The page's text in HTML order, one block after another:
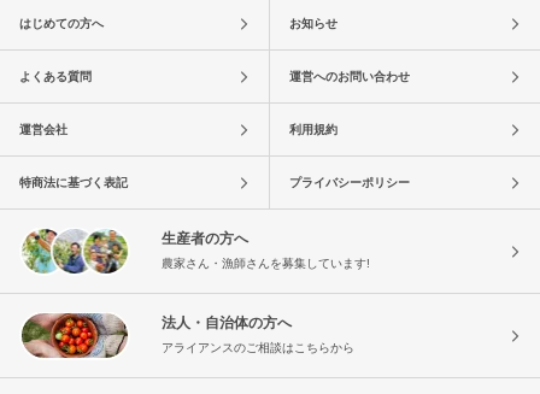
はじめての方へ お知らせ
よくある質問 運営へのお問い合わせ
運営会社 利用規約
特商法に基づく表記 プライバシーポリシー
生産者の方へ
農家さん・漁師さんを募集しています!
法人・自治体の方へ
アライアンスのご相談はこちらから